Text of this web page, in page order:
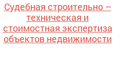
Судебная строительно –
техническая и
стоимостная экспертиза
объектов недвижимости